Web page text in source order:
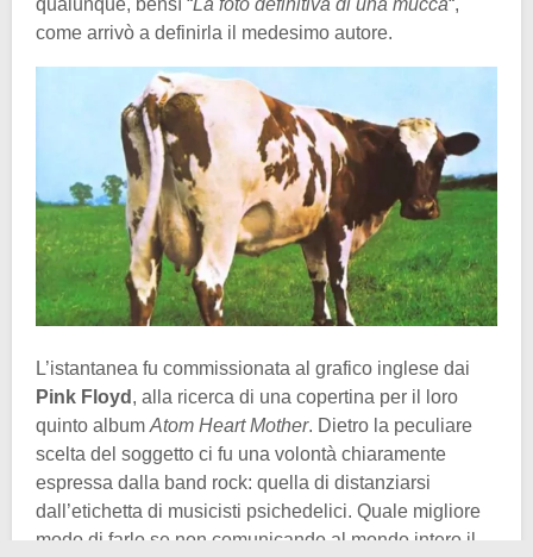
come arrivò a definirla il medesimo autore.
L’istantanea fu commissionata al grafico inglese dai
Pink Floyd , alla ricerca di una copertina per il loro
quinto album Atom Heart Mother. Dietro la peculiare
scelta del soggetto ci fu una volontà chiaramente
espressa dalla band rock: quella di distanziarsi
dall’etichetta di musicisti psichedelici. Quale migliore
modo di farlo se non comunicando al mondo intero il